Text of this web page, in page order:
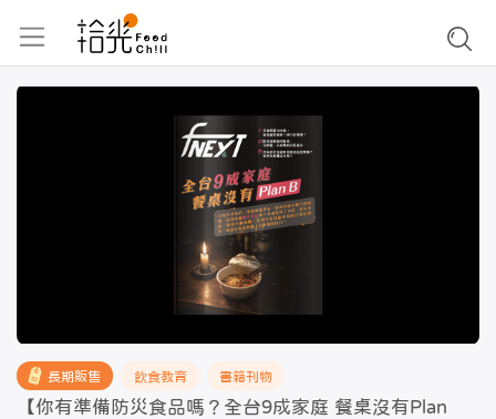
長期販售 飲食教育 書籍刊物
【你有準備防災食品嗎？全台9成家庭 餐桌沒有Plan